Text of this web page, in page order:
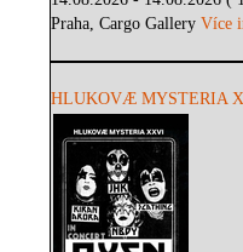
Praha, Cargo GalleryVíce
HLUKOVÆ MYSTERIA